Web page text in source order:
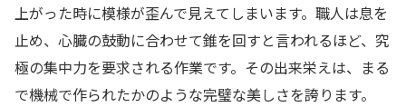
上がった時に模様が歪んで見えてしまいます。職人は息を
止め、心臓の鼓動に合わせて錐を回すと言われるほど、究
極の集中力を要求される作業です。その出来栄えは、まる
で機械で作られたかのような完璧な美しさを誇ります。